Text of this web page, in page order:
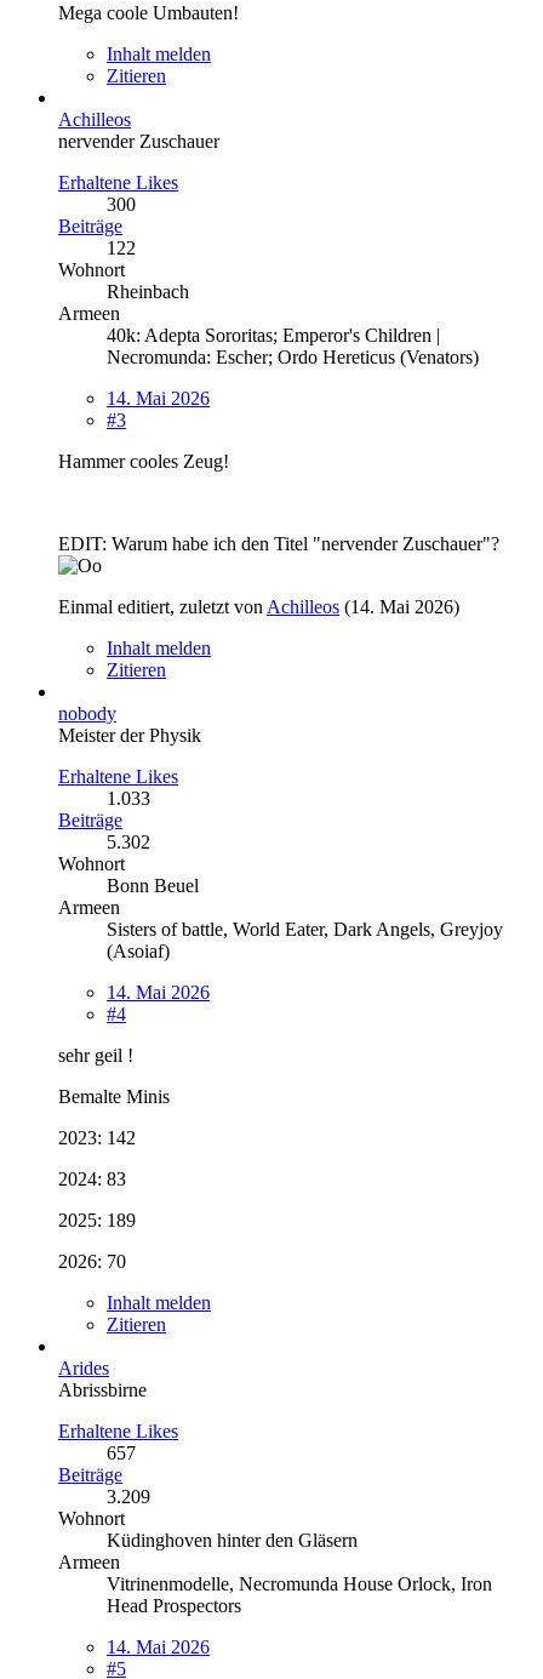
Mega coole Umbauten!
Inhalt melden
Zitieren
Achilleos
nervender Zuschauer
Erhaltene Likes
300
Beiträge
122
Wohnort
Rheinbach
Armeen
40k: Adepta Sororitas; Emperor's Children |
Necromunda: Escher; Ordo Hereticus (Venators)
14. Mai 2026
#3
Hammer cooles Zeug!
EDIT: Warum habe ich den Titel "nervender Zuschauer"?
Einmal editiert, zuletzt von Achilleos (14. Mai 2026)
Inhalt melden
Zitieren
nobody
Meister der Physik
Erhaltene Likes
1.033
Beiträge
5.302
Wohnort
Bonn Beuel
Armeen
Sisters of battle, World Eater, Dark Angels, Greyjoy
(Asoiaf)
14. Mai 2026
#4
sehr geil !
Bemalte Minis
2023: 142
2024: 83
2025: 189
2026: 70
Inhalt melden
Zitieren
Arides
Abrissbirne
Erhaltene Likes
657
Beiträge
3.209
Wohnort
Küdinghoven hinter den Gläsern
Armeen
Vitrinenmodelle, Necromunda House Orlock, Iron
Head Prospectors
14. Mai 2026
#5